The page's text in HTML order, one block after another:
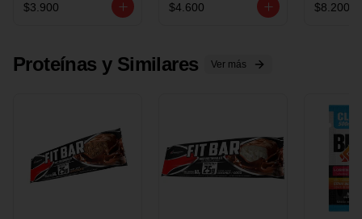
$3.900 $4.600 $8.200
Proteínas y Similares Ver más